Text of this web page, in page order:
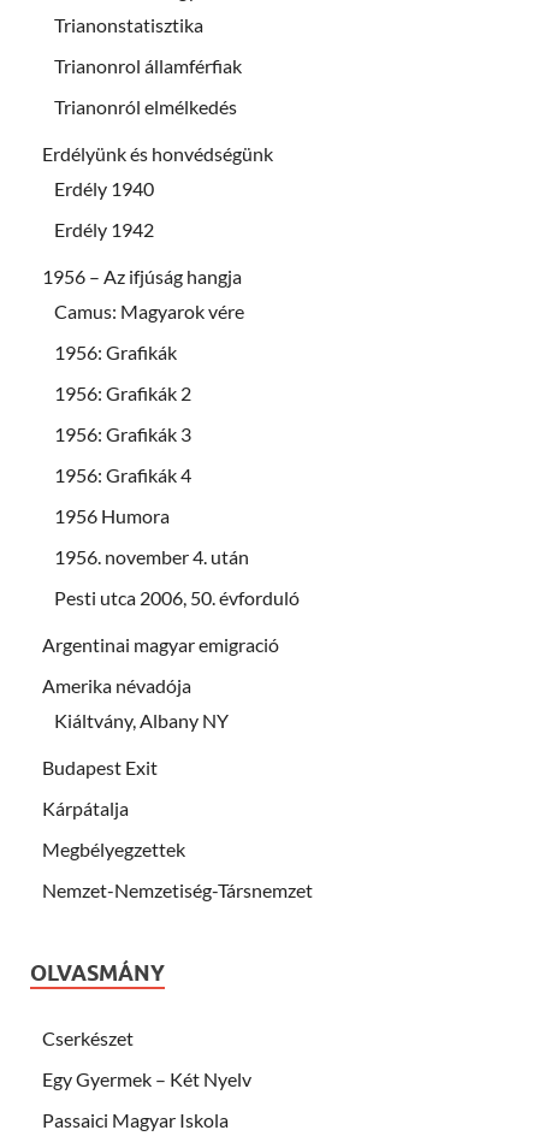
Trianonstatisztika
Trianonrol államférfiak
Trianonról elmélkedés
Erdélyünk és honvédségünk
Erdély 1940
Erdély 1942
1956 – Az ifjúság hangja
Camus: Magyarok vére
1956: Grafikák
1956: Grafikák 2
1956: Grafikák 3
1956: Grafikák 4
1956 Humora
1956. november 4. után
Pesti utca 2006, 50. évforduló
Argentinai magyar emigració
Amerika névadója
Kiáltvány, Albany NY
Budapest Exit
Kárpátalja
Megbélyegzettek
Nemzet-Nemzetiség-Társnemzet
OLVASMÁNY
Cserkészet
Egy Gyermek – Két Nyelv
Passaici Magyar Iskola